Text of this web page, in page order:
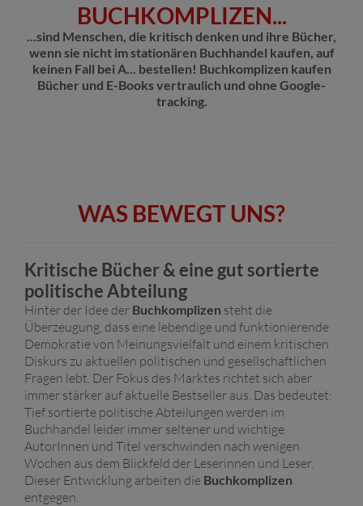
BUCHKOMPLIZEN...
...sind Menschen, die kritisch denken und ihre Bücher,
wenn sie nicht im stationären Buchhandel kaufen, auf
keinen Fall bei A... bestellen! Buchkomplizen kaufen
Bücher und E-Books vertraulich und ohne Google-
tracking.
WAS BEWEGT UNS?
Kritische Bücher & eine gut sortierte
politische Abteilung
Hinter der Idee der Buchkomplizen steht die
Überzeugung, dass eine lebendige und funktionierende
Demokratie von Meinungsvielfalt und einem kritischen
Diskurs zu aktuellen politischen und gesellschaftlichen
Fragen lebt. Der Fokus des Marktes richtet sich aber
immer stärker auf aktuelle Bestseller aus. Das bedeutet:
Tief sortierte politische Abteilungen werden im
Buchhandel leider immer seltener und wichtige
AutorInnen und Titel verschwinden nach wenigen
Wochen aus dem Blickfeld der Leserinnen und Leser.
Dieser Entwicklung arbeiten die Buchkomplizen
entgegen.